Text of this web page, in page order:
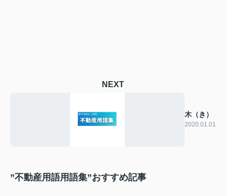
NEXT
木（き）
2020.01.01
”不動産用語用語集”おすすめ記事